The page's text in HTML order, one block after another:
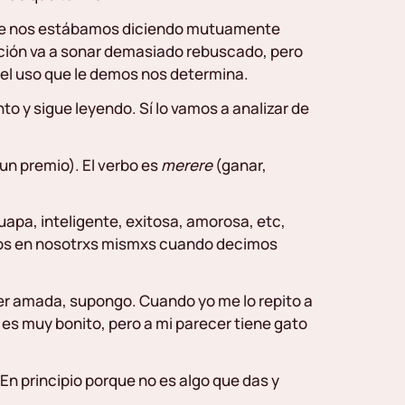
nos estábamos diciendo mutuamente
va a sonar demasiado rebuscado, pero
uso que le demos nos determina.
y sigue leyendo. Sí lo vamos a analizar de
premio). El verbo esmerere(ganar,
inteligente, exitosa, amorosa, etc,
en nosotrxs mismxs cuando decimos
amada, supongo. Cuando yo me lo repito a
muy bonito, pero a mi parecer tiene gato
principio porque no es algo que das y